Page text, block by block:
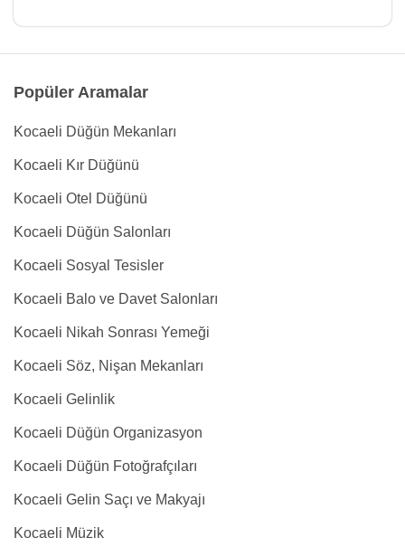
Popüler Aramalar
Kocaeli Düğün Mekanları
Kocaeli Kır Düğünü
Kocaeli Otel Düğünü
Kocaeli Düğün Salonları
Kocaeli Sosyal Tesisler
Kocaeli Balo ve Davet Salonları
Kocaeli Nikah Sonrası Yemeği
Kocaeli Söz, Nişan Mekanları
Kocaeli Gelinlik
Kocaeli Düğün Organizasyon
Kocaeli Düğün Fotoğrafçıları
Kocaeli Gelin Saçı ve Makyajı
Kocaeli Müzik